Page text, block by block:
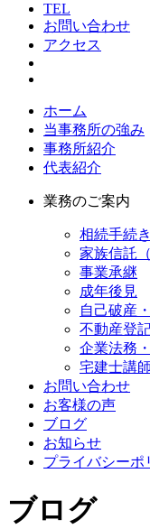
TEL
お問い合わせ
アクセス
ホーム
当事務所の強み
事務所紹介
代表紹介
業務のご案内
相続手続
家族信託
事業承継
成年後見
自己破産
不動産登
企業法務
宅建士講師
お問い合わせ
お客様の声
ブログ
お知らせ
プライバシーポ
ブログ